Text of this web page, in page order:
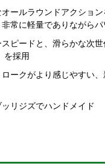
ールラウンドアクショ
常に軽量でありながら
ピードと、滑らかな次
を採用
ークがより感じやすい
リジズでハンドメイド